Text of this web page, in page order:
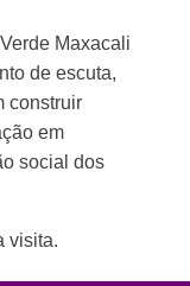
Maxacali
de escuta,
construir
em
social dos
visita.